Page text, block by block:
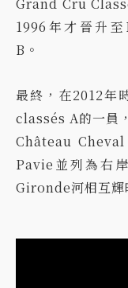
Grand Cru
1996年才晉升
B。
最終，在2012年
classés A的一員
Château
Pavie並列為右
Gironde河相互輝